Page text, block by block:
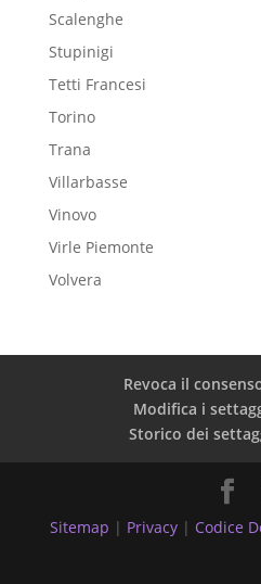
Scalenghe
Stupinigi
Tetti Francesi
Torino
Trana
Villarbasse
Vinovo
Virle Piemonte
Volvera
Revoca il
Modifica i
Storico dei
Sitemap | Privacy | Codice